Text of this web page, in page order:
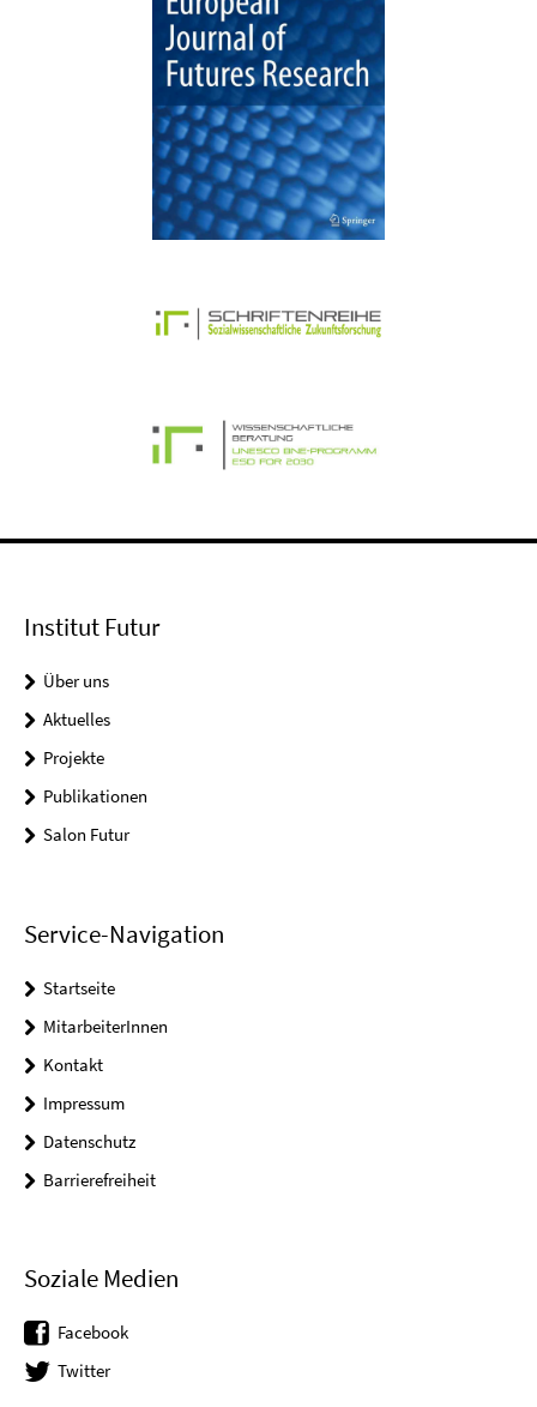
Institut Futur
Über uns
Aktuelles
Projekte
Publikationen
Salon Futur
Service-Navigation
Startseite
MitarbeiterInnen
Kontakt
Impressum
Datenschutz
Barrierefreiheit
Soziale Medien
Facebook
Twitter